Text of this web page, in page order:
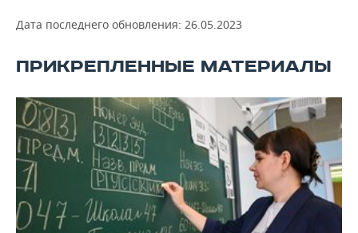
Дата последнего обновления: 26.05.2023
ПРИКРЕПЛЕННЫЕ МАТЕРИАЛЫ